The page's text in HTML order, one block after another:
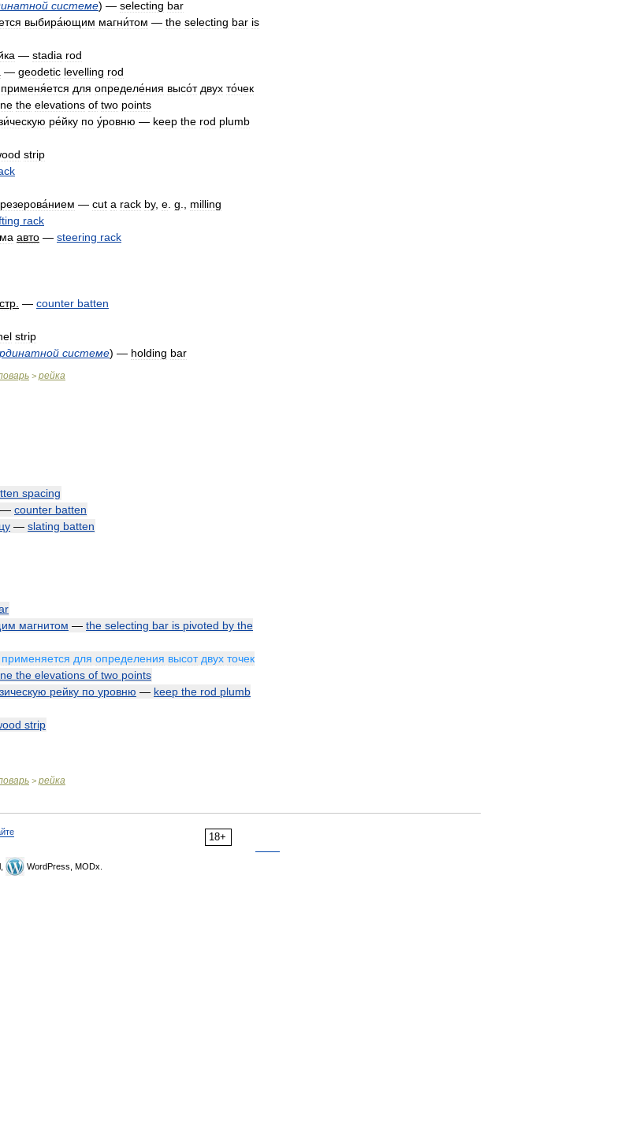
системе) — selecting bar
выбира́ющим магни́том — the selecting bar is
— stadia rod
— geodetic levelling rod
применя́ется для определе́ния высо́т двух то́чек
the elevations of two points
ре́йку по у́ровню — keep the rod plumb
strip
— cut a rack by, e g
milling
rack
авто — steering rack
стр — counter batten
strip
системе) — holding bar
> рейка
spacing
— counter batten
— slating batten
магнитом — the selecting bar is pivoted by the
применяется для определения высот двух точек
the elevations of two points
рейку по уровню — keep the rod plumb
strip
> рейка
18+
WordPress, MODx.